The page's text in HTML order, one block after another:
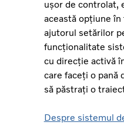
ușor de controlat,
această opțiune
ajutorul setărilor
funcționalitate
cu direcție activă
care faceți o pană
să păstrați o
Despre sistemul